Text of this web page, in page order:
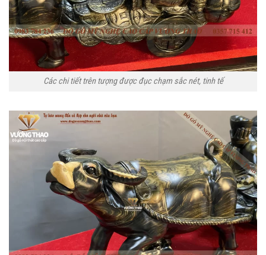
Các chi tiết trên tượng được đục chạm sắc nét, tinh tế